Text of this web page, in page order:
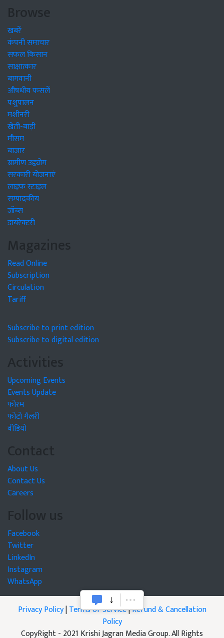
Browse
खबरें
कंपनी समाचार
सफल किसान
साक्षात्कार
बागवानी
औषधीय फसलें
पशुपालन
मशीनरी
खेती-बाड़ी
मौसम
बाजार
ग्रामीण उद्द्योग
सरकारी योजनाएं
लाइफ स्टाइल
सम्पादकीय
जॉब्स
डायरेक्टरी
Magazines
Read Online
Subscription
Circulation
Tariff
Subscribe to print edition
Subscribe to digital edition
Activities
Upcoming Events
Events Update
फोरम
फोटो गैलरी
वीडियो
Contact
About Us
Contact Us
Careers
Follow us
Facebook
Twitter
LinkedIn
Instagram
WhatsApp
Privacy Policy|Terms of Service|Refund & Cancellation
Policy
CopyRight - 2021 Krishi Jagran Media Group. All Rights